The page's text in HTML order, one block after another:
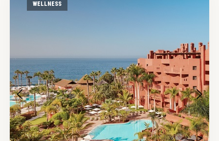
WELLNESS